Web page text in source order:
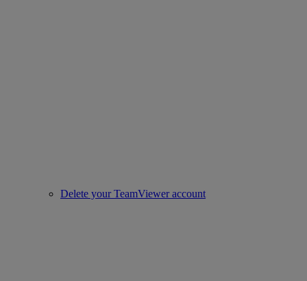
Delete your TeamViewer account